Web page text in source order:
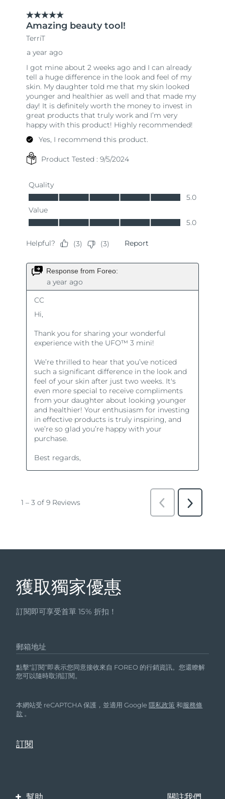
獲取獨家優惠
訂閱即可享受首單 15% 折扣！
郵箱地址
點擊“訂閱”即表示您同意接收來自 FOREO 的行銷資訊。您還瞭解
您可以隨時取消訂閱。
本網站受 reCAPTCHA 保護，並適用 Google隱私政策 和服務條
款 。
幫助 關註我們